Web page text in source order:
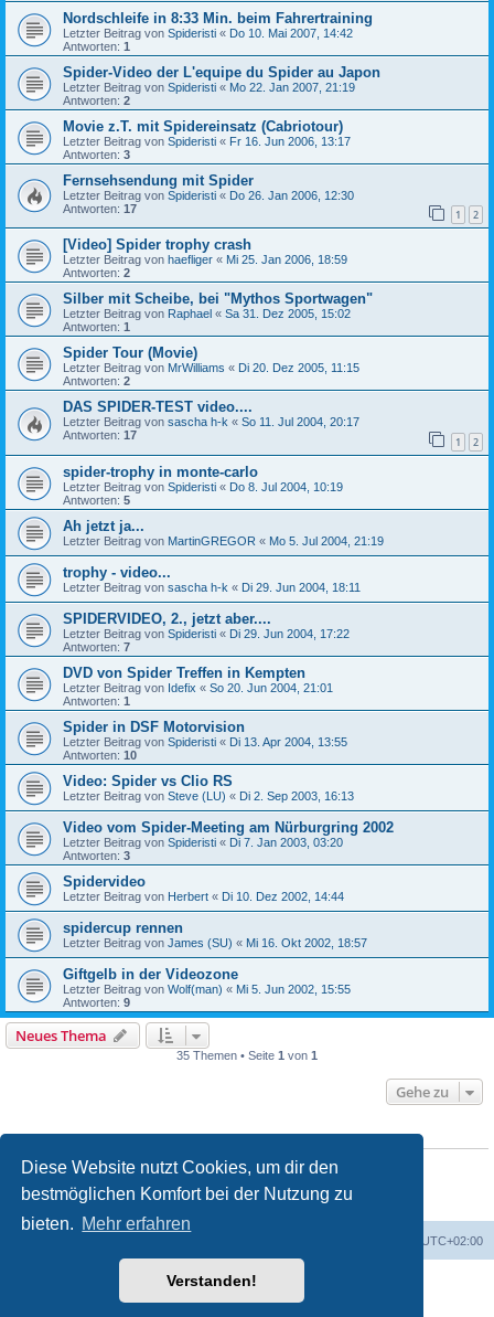
Diese Website nutzt Cookies, um dir den
bestmöglichen Komfort bei der Nutzung zu
bieten. Mehr erfahren
Verstanden!
Nordschleife in 8:33 Min. beim Fahrertraining
Letzter Beitrag von Spideristi « Do 10. Mai 2007, 14:42
Antworten: 1
Spider-Video der L'equipe du Spider au Japon
Letzter Beitrag von Spideristi « Mo 22. Jan 2007, 21:19
Antworten: 2
Movie z.T. mit Spidereinsatz (Cabriotour)
Letzter Beitrag von Spideristi « Fr 16. Jun 2006, 13:17
Antworten: 3
Fernsehsendung mit Spider
Letzter Beitrag von Spideristi « Do 26. Jan 2006, 12:30
Antworten: 17 1 2
[Video] Spider trophy crash
Letzter Beitrag von haefliger « Mi 25. Jan 2006, 18:59
Antworten: 2
Silber mit Scheibe, bei "Mythos Sportwagen"
Letzter Beitrag von Raphael « Sa 31. Dez 2005, 15:02
Antworten: 1
Spider Tour (Movie)
Letzter Beitrag von MrWilliams « Di 20. Dez 2005, 11:15
Antworten: 2
DAS SPIDER-TEST video....
Letzter Beitrag von sascha h-k « So 11. Jul 2004, 20:17
Antworten: 17 1 2
spider-trophy in monte-carlo
Letzter Beitrag von Spideristi « Do 8. Jul 2004, 10:19
Antworten: 5
Ah jetzt ja...
Letzter Beitrag von MartinGREGOR « Mo 5. Jul 2004, 21:19
trophy - video...
Letzter Beitrag von sascha h-k « Di 29. Jun 2004, 18:11
SPIDERVIDEO, 2., jetzt aber....
Letzter Beitrag von Spideristi « Di 29. Jun 2004, 17:22
Antworten: 7
DVD von Spider Treffen in Kempten
Letzter Beitrag von Idefix « So 20. Jun 2004, 21:01
Antworten: 1
Spider in DSF Motorvision
Letzter Beitrag von Spideristi « Di 13. Apr 2004, 13:55
Antworten: 10
Video: Spider vs Clio RS
Letzter Beitrag von Steve (LU) « Di 2. Sep 2003, 16:13
Video vom Spider-Meeting am Nürburgring 2002
Letzter Beitrag von Spideristi « Di 7. Jan 2003, 03:20
Antworten: 3
Spidervideo
Letzter Beitrag von Herbert « Di 10. Dez 2002, 14:44
spidercup rennen
Letzter Beitrag von James (SU) « Mi 16. Okt 2002, 18:57
Giftgelb in der Videozone
Letzter Beitrag von Wolf(man) « Mi 5. Jun 2002, 15:55
Antworten: 9
Neues Thema
35 Themen • Seite 1 von 1
Gehe zu
Du darfst
keine neuen Themen in diesem Forum erstellen.
Du darfstkeine Antworten zu Themen in diesem Forum erstellen.
Du darfst deine Beiträge in diesem Forum nicht ändern.
Du darfst deine Beiträge in diesem Forum
UTC+02:00
Powered byphpBB® Forum Software © phpBB Limited
phpBB.de